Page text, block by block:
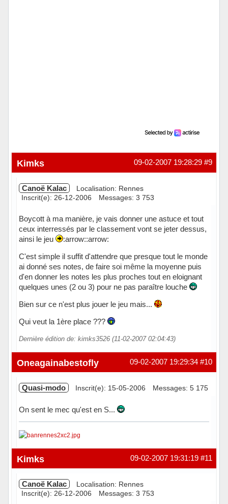
#9
09-02-2007 19:28:29
Kimks
Canoë Kalac
Localisation: Rennes
Inscrit(e): 26-12-2006
Messages: 3 753
Boycott à ma manière, je vais donner une astuce et tout
ceux interressés par le classement vont se jeter dessus,
ainsi le jeu
:arrow::arrow:
C'est simple il suffit d'attendre que presque tout le monde
ai donné ses notes, de faire soi même la moyenne puis
d'en donner les notes les plus proches tout en eloignant
quelques unes (2 ou 3) pour ne pas paraître louche
Bien sur ce n'est plus jouer le jeu mais...
Qui veut la 1ère place ???
Dernière édition de: kimks3526 (11-02-2007 02:04:43)
Hors ligne #10
09-02-2007 19:29:34
Oneagainabestofly
Quasi-modo Inscrit(e): 15-05-2006 Messages: 5 175
On sent le mec qu'est en S...
Hors ligne #11
09-02-2007 19:31:19
Kimks
Canoë Kalac
Localisation: Rennes
Inscrit(e): 26-12-2006
Messages: 3 753